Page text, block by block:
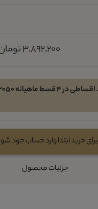
3,892,200 تومان
برای خرید ابتدا وارد حساب خود
جزئیات محصول